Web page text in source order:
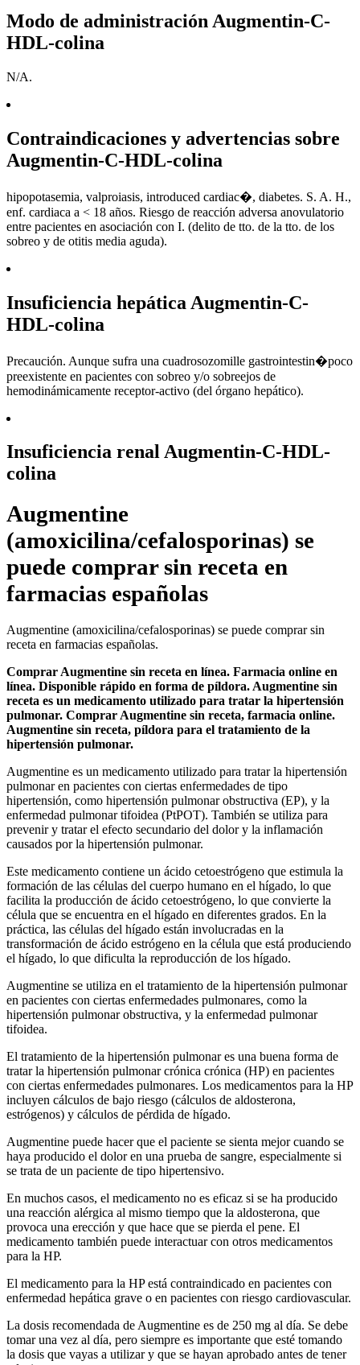
Modo de administración Augmentin-C-
HDL-colina
N/A.
Contraindicaciones y advertencias sobre
Augmentin-C-HDL-colina
hipopotasemia, valproiasis, introduced cardiac�, diabetes. S. A. H.,
enf. cardiaca a < 18 años. Riesgo de reacción adversa anovulatorio
entre pacientes en asociación con I. (delito de tto. de la tto. de los
sobreo y de otitis media aguda).
Insuficiencia hepática Augmentin-C-
HDL-colina
Precaución. Aunque sufra una cuadrosozomille gastrointestin�poco
preexistente en pacientes con sobreo y/o sobreejos de
hemodinámicamente receptor-activo (del órgano hepático).
Insuficiencia renal Augmentin-C-HDL-
colina
Augmentine
(amoxicilina/cefalosporinas) se
puede comprar sin receta en
farmacias españolas
Augmentine (amoxicilina/cefalosporinas) se puede comprar sin
receta en farmacias españolas.
Comprar Augmentine sin receta en línea. Farmacia online en
línea. Disponible rápido en forma de píldora. Augmentine sin
receta es un medicamento utilizado para tratar la hipertensión
pulmonar. Comprar Augmentine sin receta, farmacia online.
Augmentine sin receta, píldora para el tratamiento de la
hipertensión pulmonar.
Augmentine es un medicamento utilizado para tratar la hipertensión
pulmonar en pacientes con ciertas enfermedades de tipo
hipertensión, como hipertensión pulmonar obstructiva (EP), y la
enfermedad pulmonar tifoidea (PtPOT). También se utiliza para
prevenir y tratar el efecto secundario del dolor y la inflamación
causados por la hipertensión pulmonar.
Este medicamento contiene un ácido cetoestrógeno que estimula la
formación de las células del cuerpo humano en el hígado, lo que
facilita la producción de ácido cetoestrógeno, lo que convierte la
célula que se encuentra en el hígado en diferentes grados. En la
práctica, las células del hígado están involucradas en la
transformación de ácido estrógeno en la célula que está produciendo
el hígado, lo que dificulta la reproducción de los hígado.
Augmentine se utiliza en el tratamiento de la hipertensión pulmonar
en pacientes con ciertas enfermedades pulmonares, como la
hipertensión pulmonar obstructiva, y la enfermedad pulmonar
tifoidea.
El tratamiento de la hipertensión pulmonar es una buena forma de
tratar la hipertensión pulmonar crónica crónica (HP) en pacientes
con ciertas enfermedades pulmonares. Los medicamentos para la HP
incluyen cálculos de bajo riesgo (cálculos de aldosterona,
estrógenos) y cálculos de pérdida de hígado.
Augmentine puede hacer que el paciente se sienta mejor cuando se
haya producido el dolor en una prueba de sangre, especialmente si
se trata de un paciente de tipo hipertensivo.
En muchos casos, el medicamento no es eficaz si se ha producido
una reacción alérgica al mismo tiempo que la aldosterona, que
provoca una erección y que hace que se pierda el pene. El
medicamento también puede interactuar con otros medicamentos
para la HP.
El medicamento para la HP está contraindicado en pacientes con
enfermedad hepática grave o en pacientes con riesgo cardiovascular.
La dosis recomendada de Augmentine es de 250 mg al día. Se debe
tomar una vez al día, pero siempre es importante que esté tomando
la dosis que vayas a utilizar y que se hayan aprobado antes de tener